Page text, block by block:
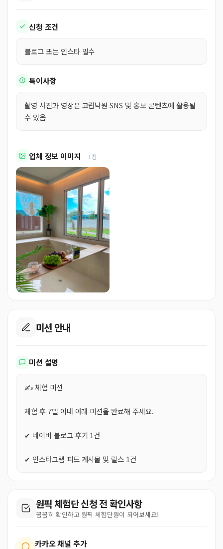
신청 조건
블로그 또는 인스타 필수
특이사항
촬영 사진과 영상은 고립낙원 SNS 및 홍보 콘텐츠에 활용될
수 있음
업체 정보 이미지 · 1장
미션 안내
미션 설명
✍️ 체험 미션
체험 후 7일 이내 아래 미션을 완료해 주세요.
✔ 네이버 블로그 후기 1건
✔ 인스타그램 피드 게시물 및 릴스 1건
원픽 체험단 신청 전 확인사항
꼼꼼히 확인하고 원픽 체험단원이 되어보세요!
카카오 채널 추가